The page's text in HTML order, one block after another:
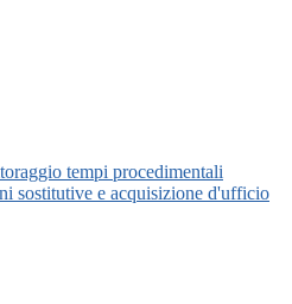
tempi procedimentali
sostitutive e acquisizione d'ufficio